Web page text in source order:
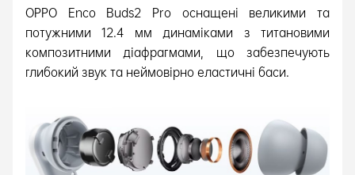
OPPO Enco Buds2 Pro оснащені великими та
потужними 12.4 мм динаміками з титановими
композитними діафрагмами, що забезпечують
глибокий звук та неймовірно еластичні баси.